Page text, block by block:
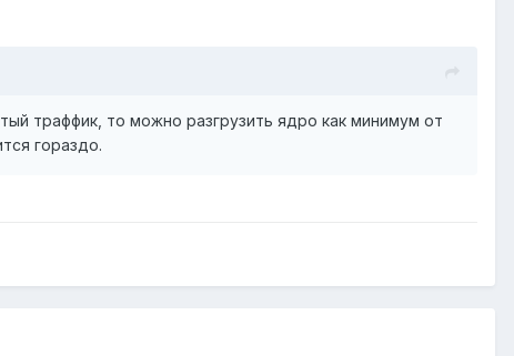
траффик, то можно разгрузить ядро как минимум от
гораздо.